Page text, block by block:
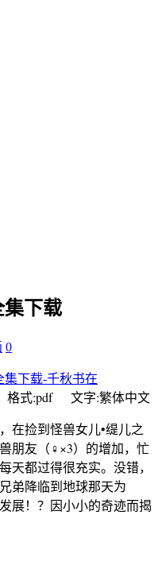
集下载
0
式:pdf 文字:繁体中文
在捡到怪兽女儿•缇儿之
朋友（♀×3）的增加，忙
天都过得很充实。没错，
弟降临到地球那天为
展！？因小小的奇迹而揭